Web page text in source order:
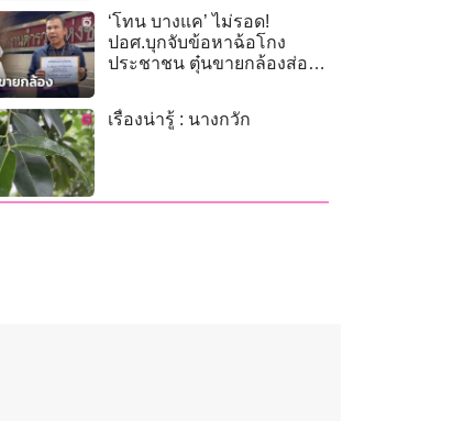
‘โทน บางแค’ ไม่รอด!
ปอศ.บุกจับข้อหาฉ้อโกง
ประชาชน ตุ๋นขายกล้องส่อง
เรื่องน่ารู้ : นางกวัก